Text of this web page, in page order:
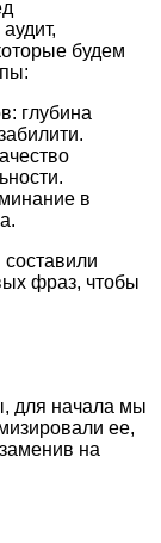
будем
глубина
в
фраз, чтобы
для начала мы
ее,
на